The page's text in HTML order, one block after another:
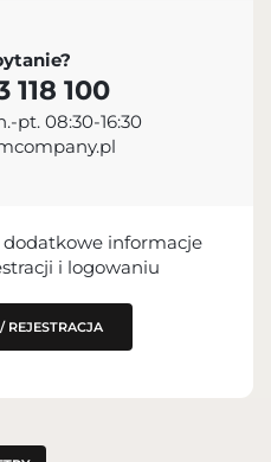
Paris, France
118 100
pt. 08:30-16:30
informacje
i logowaniu
REJESTRACJA